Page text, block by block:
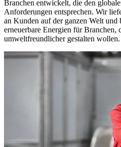
Branchen entwickelt, die den
Anforderungen entsprechen. Wir
an Kunden auf der ganzen Welt und
erneuerbare Energien für Branchen,
umweltfreundlicher gestalten wollen.